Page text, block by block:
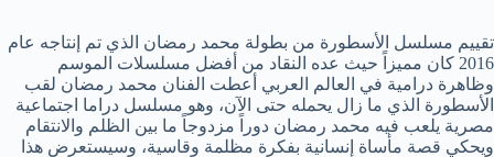
تقييم مسلسل الأسطورة من بطولة محمد رمضان الذي تم إنتاجه عام
2016 كان مميزاً حيث عده النقاد من أفضل مسلسلات الموسم
وظاهرة درامية في العالم العربي أعطت الفنان محمد رمضان لقب
الأسطورة الذي ما زال يحمله حتى الآن، وهو مسلسل دراما اجتماعية
مصرية يلعب فيه محمد رمضان دوراً مزدوجاً ما بين الظلم والانتقام
ويحكي قصة مأساة إنسانية بفكرة مظلمة وقاسية، وسيستعرض هذا